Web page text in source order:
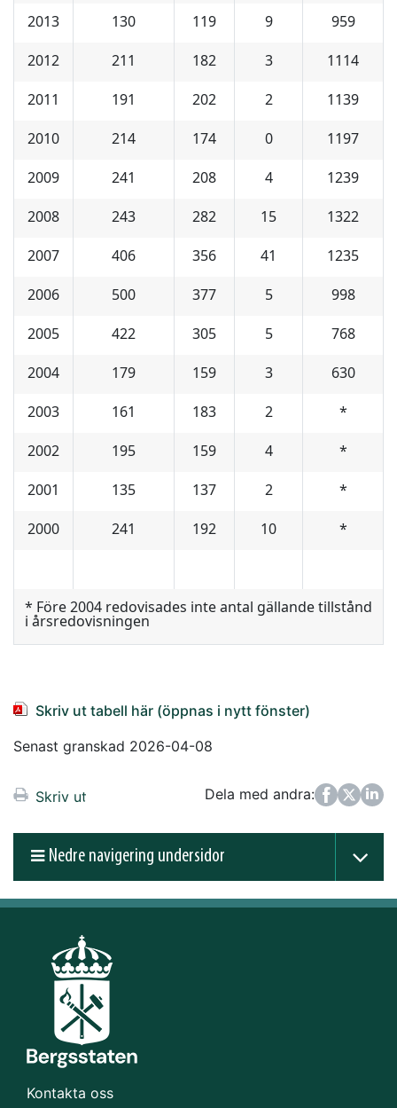
2013
130 119 9
959
2012
211 182 3
1114
2011
191 202 2
1139
2010
214 174 0
1197
2009
241 208 4
1239
2008
243 282 15
1322
2007
406 356 41
1235
2006
500 377 5
998
2005
422 305 5
768
2004
179 159 3
630
2003
161 183 2
*
2002
195 159 4
*
2001
135 137 2
*
2000
241 192 10 *
* Före 2004 redovisades inte antal gällande tillstånd
i årsredovisningen
Skriv ut tabell här (öppnas i nytt fönster)
Senast granskad 2026-04-08
Skriv ut Dela med andra:
FacebookTwitter
LinkedIn
Nedre navigering undersidor
Kontakta oss